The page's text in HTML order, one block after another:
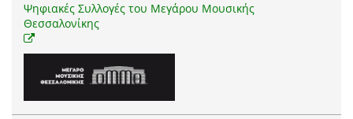
Ψηφιακές Συλλογές του Μεγάρου Μουσικής
Θεσσαλονίκης